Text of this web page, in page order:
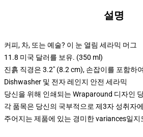
설명
커피, 차, 또는 예술? 이 눈 열림 세라믹 머그
11.8 미국 달러를 보유. (350 ml)
진흙 직경은 3.2" (8.2 cm), 손잡이를 포함하
Dishwasher 및 전자 레인지 안전 세라믹
당신을 위해 인쇄되는 Wraparound 디자인
각 품목은 당신의 국부적으로 제3자 성취자
주어지는 제품에 있는 경미한 variances일지